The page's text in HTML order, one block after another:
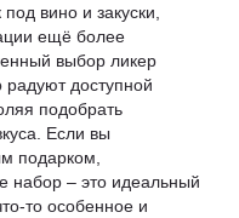
под вино и закуски
ещё более
выбор ликер
радуют доступной
подобрать
Если вы
подарком,
набор – это идеальный
то особенное и